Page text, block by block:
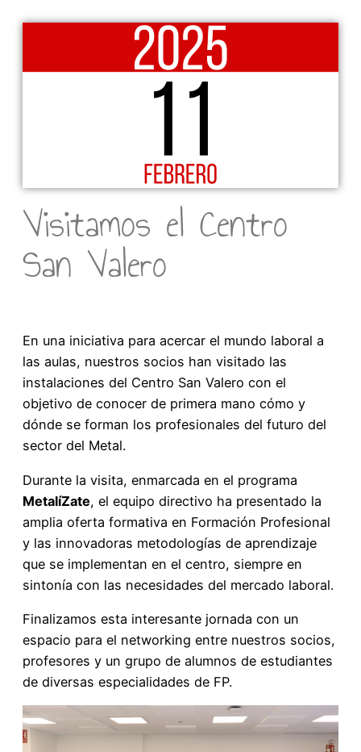
Visitamos el Centro
San Valero
En una iniciativa para acercar el mundo laboral a
las aulas, nuestros socios han visitado las
instalaciones del Centro San Valero con el
objetivo de conocer de primera mano cómo y
dónde se forman los profesionales del futuro del
sector del Metal.
Durante la visita, enmarcada en el programa
MetalíZate, el equipo directivo ha presentado la
amplia oferta formativa en Formación Profesional
y las innovadoras metodologías de aprendizaje
que se implementan en el centro, siempre en
sintonía con las necesidades del mercado laboral.
Finalizamos esta interesante jornada con un
espacio para el networking entre nuestros socios,
profesores y un grupo de alumnos de estudiantes
de diversas especialidades de FP.